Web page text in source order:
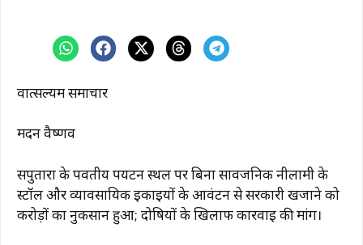
वात्सल्यम समाचार
मदन वैष्णव
सपुतारा के पर्वतीय पर्यटन स्थल पर बिना सार्वजनिक नीलामी के
स्टॉल और व्यावसायिक इकाइयों के आवंटन से सरकारी खजाने को
करोड़ों का नुकसान हुआ; दोषियों के खिलाफ कार्रवाई की मांग।